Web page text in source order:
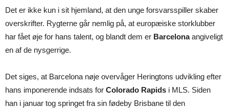
Det er ikke kun i sit hjemland, at den unge forsvarsspiller skaber
overskrifter. Rygterne går nemlig på, at europæiske storklubber
har fået øje for hans talent, og blandt dem er Barcelonaangiveligt
en af de nysgerrige.
Det siges, at Barcelona nøje overvåger Heringtons udvikling efter
hans imponerende indsats for Colorado Rapids i MLS. Siden
han i januar tog springet fra sin fødeby Brisbane til den